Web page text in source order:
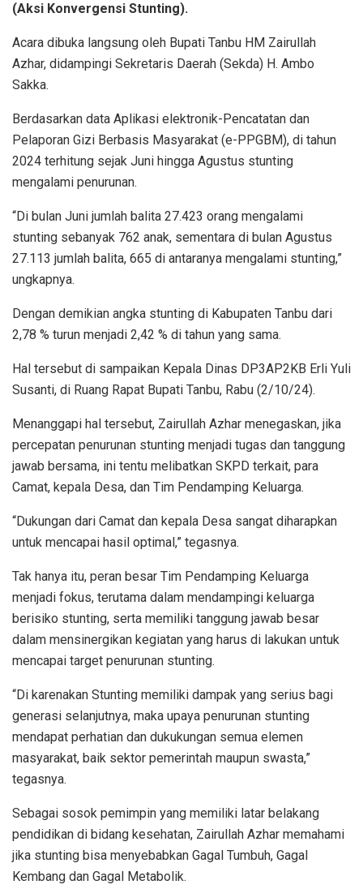
(Aksi Konvergensi Stunting).
Acara dibuka langsung oleh Bupati Tanbu HM Zairullah
Azhar, didampingi Sekretaris Daerah (Sekda) H. Ambo
Sakka.
Berdasarkan data Aplikasi elektronik-Pencatatan dan
Pelaporan Gizi Berbasis Masyarakat (e-PPGBM), di tahun
2024 terhitung sejak Juni hingga Agustus stunting
mengalami penurunan.
“Di bulan Juni jumlah balita 27.423 orang mengalami
stunting sebanyak 762 anak, sementara di bulan Agustus
27.113 jumlah balita, 665 di antaranya mengalami stunting,”
ungkapnya.
Dengan demikian angka stunting di Kabupaten Tanbu dari
2,78 % turun menjadi 2,42 % di tahun yang sama.
Hal tersebut di sampaikan Kepala Dinas DP3AP2KB Erli Yuli
Susanti, di Ruang Rapat Bupati Tanbu, Rabu (2/10/24).
Menanggapi hal tersebut, Zairullah Azhar menegaskan, jika
percepatan penurunan stunting menjadi tugas dan tanggung
jawab bersama, ini tentu melibatkan SKPD terkait, para
Camat, kepala Desa, dan Tim Pendamping Keluarga.
“Dukungan dari Camat dan kepala Desa sangat diharapkan
untuk mencapai hasil optimal,” tegasnya.
Tak hanya itu, peran besar Tim Pendamping Keluarga
menjadi fokus, terutama dalam mendampingi keluarga
berisiko stunting, serta memiliki tanggung jawab besar
dalam mensinergikan kegiatan yang harus di lakukan untuk
mencapai target penurunan stunting.
“Di karenakan Stunting memiliki dampak yang serius bagi
generasi selanjutnya, maka upaya penurunan stunting
mendapat perhatian dan dukukungan semua elemen
masyarakat, baik sektor pemerintah maupun swasta,”
tegasnya.
Sebagai sosok pemimpin yang memiliki latar belakang
pendidikan di bidang kesehatan, Zairullah Azhar memahami
jika stunting bisa menyebabkan Gagal Tumbuh, Gagal
Kembang dan Gagal Metabolik.